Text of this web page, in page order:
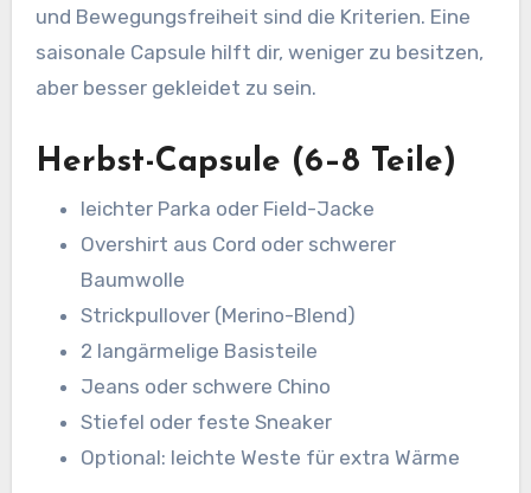
und Bewegungsfreiheit sind die Kriterien. Eine
saisonale Capsule hilft dir, weniger zu besitzen,
aber besser gekleidet zu sein.
Herbst-Capsule (6–8 Teile)
leichter Parka oder Field-Jacke
Overshirt aus Cord oder schwerer
Baumwolle
Strickpullover (Merino-Blend)
2 langärmelige Basisteile
Jeans oder schwere Chino
Stiefel oder feste Sneaker
Optional: leichte Weste für extra Wärme